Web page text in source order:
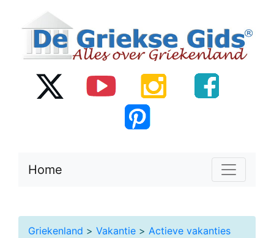
Home
Griekenland > Vakantie > Actieve vakanties